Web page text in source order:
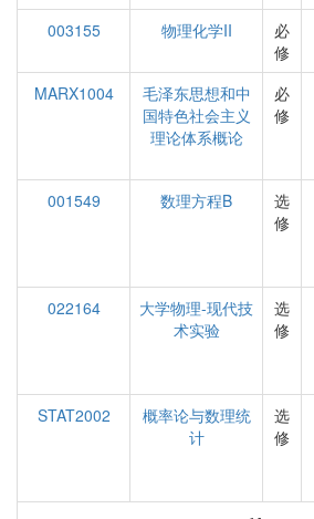
003155 物理化学II
必
修
MARX1004
毛泽东思想和中
国特色社会主义
理论体系概论
必
修
001549
数理方程B
选
修
022164
大学物理-现代技
术实验
选
修
STAT2002
概率论与数理统
计
选
修